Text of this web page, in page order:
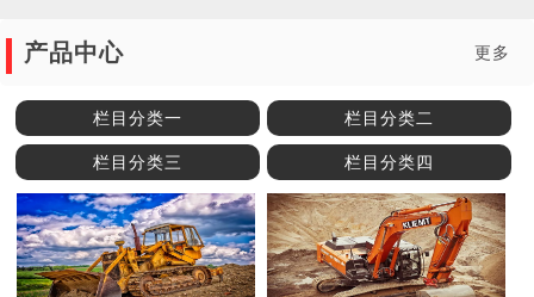
产品中心 更多
栏目分类一 栏目分类二
栏目分类三 栏目分类四